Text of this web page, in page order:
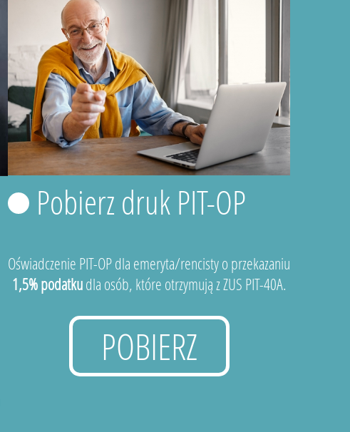
Pobierz druk PIT-OP
Oświadczenie PIT-OP dla emeryta/rencisty o przekazaniu
1,5% podatkudla osób, które otrzymują z ZUS PIT-40A.
POBIERZ